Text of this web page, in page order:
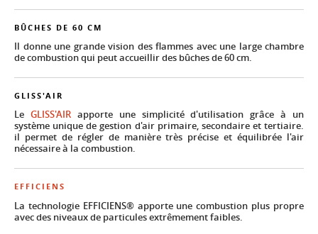
BÛCHES DE 60 CM
Il donne une grande vision des flammes avec une large chambre
de combustion qui peut accueillir des bûches de 60 cm.
GLISS'AIR
Le GLISS'AIRapporte une simplicité d'utilisation grâce à un
système unique de gestion d'air primaire, secondaire et tertiaire.
il permet de régler de manière très précise et équilibrée l'air
nécessaire à la combustion.
EFFICIENS
La technologie EFFICIENS® apporte une combustion plus propre
avec des niveaux de particules extrêmement faibles.